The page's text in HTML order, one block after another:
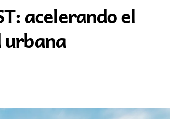
acelerando el
urbana